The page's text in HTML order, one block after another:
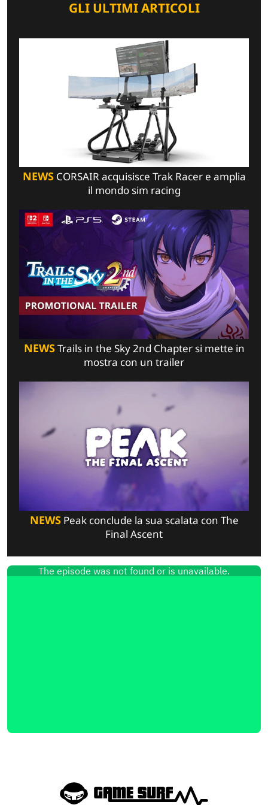
GLI ULTIMI ARTICOLI
NEWSCORSAIR acquisisce Trak Racer e amplia
il mondo sim racing
NEWSTrails in the Sky 2nd Chapter si mette in
mostra con un trailer
NEWSPeak conclude la sua scalata con The
Final Ascent